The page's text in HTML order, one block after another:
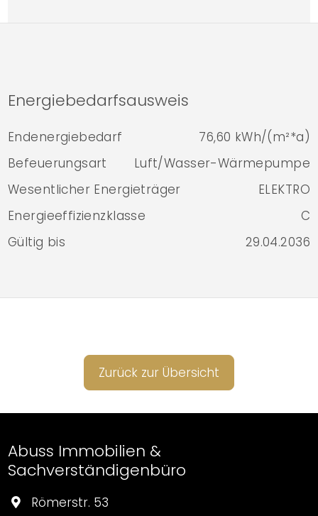
Energiebedarfsausweis
Endenergiebedarf
76,60 kWh/(m²*a)
Befeuerungsart
Luft/Wasser-Wärmepumpe
Wesentlicher Energieträger
ELEKTRO
Energieeffizienzklasse
C
Gültig bis
29.04.2036
Zurück zur Übersicht
Abuss Immobilien &
Sachverständigenbüro
Römerstr. 53